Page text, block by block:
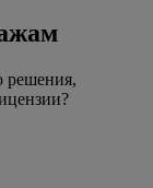
решения,